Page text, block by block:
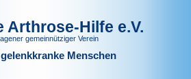
Arthrose-Hilfe e.V.
gemeinnütziger Verein
Menschen